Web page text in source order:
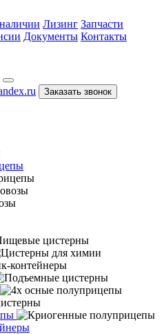
Лизинг Запчасти
Документы Контакты
Заказать звонок